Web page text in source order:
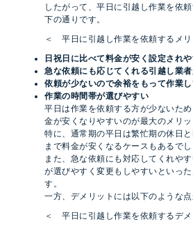
したがって、平日に引越し作業を依
下の通りです。
＜ 平日に引越し作業を依頼するメ
日祝日に比べて料金が安く設定され
急な依頼にも応じてくれる引越し業
依頼が少ないので余裕をもって作業
作業の時間帯が選びやすい
平日は作業を依頼する方が少ないた
金が安くなりやすいのが最大のメリッ
特に、通常期の平日は繁忙期の休日と
まで料金が安くなるケースもあるでし
また、急な依頼にも対応してくれや
が選びやすく変更もしやすいといっ
す。
一方、デメリットには以下のような点
＜ 平日に引越し作業を依頼するデ